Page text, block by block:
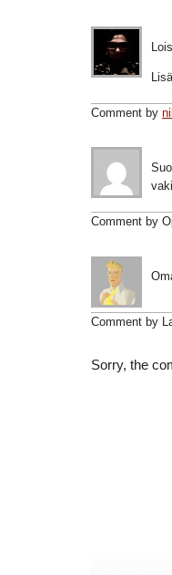
Comment by
Comment by
Comment by
Sorry, the